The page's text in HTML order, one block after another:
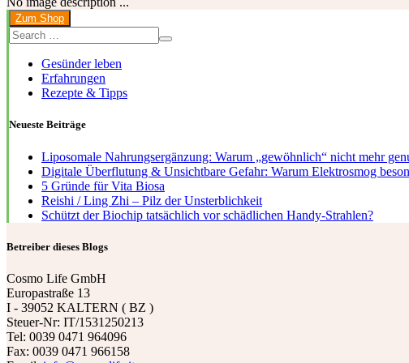
Zum Shop
Gesünder leben
Erfahrungen
Rezepte & Tipps
Neueste Beiträge
Liposomale Nahrungsergänzung: Warum „gewöhnlich“ nicht mehr
Digitale Überflutung & Unsichtbare Gefahr: Warum Elektrosmog
5 Gründe für Vita Biosa
Reishi / Ling Zhi – Pilz der Unsterblichkeit
Schützt der Biochip tatsächlich vor schädlichen Handy-Strahlen?
Betreiber dieses Blogs
Cosmo Life GmbH
Europastraße 13
I - 39052 KALTERN ( BZ )
Steuer-Nr: IT/1531250213
Tel: 0039 0471 964096
Fax: 0039 0471 966158